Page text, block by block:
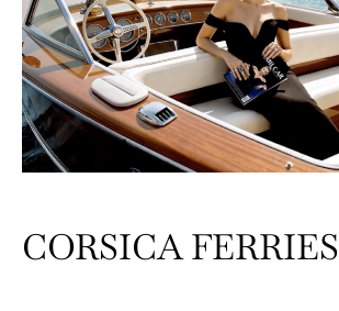
CORSICA FERRIES